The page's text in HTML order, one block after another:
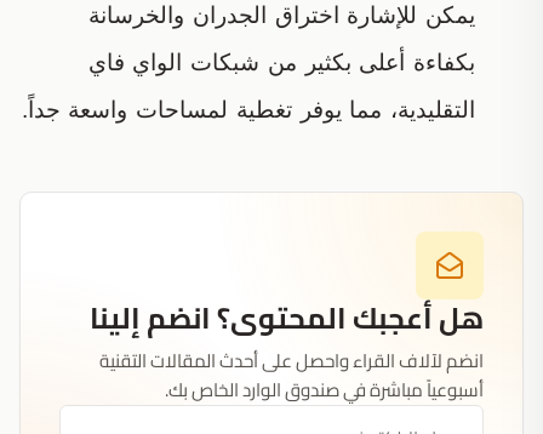
يمكن للإشارة اختراق الجدران والخرسانة
بكفاءة أعلى بكثير من شبكات الواي فاي
التقليدية، مما يوفر تغطية لمساحات واسعة جداً.
هل أعجبك المحتوى؟ انضم إلينا
انضم لآلاف القراء واحصل على أحدث المقالات التقنية
أسبوعياً مباشرة في صندوق الوارد الخاص بك.